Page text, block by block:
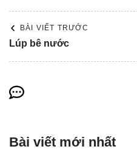
BÀI VIẾT TRƯỚC
Lúp bê nước
Bài viết mới nhất